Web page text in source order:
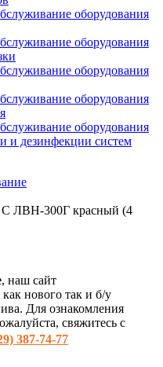
и дезинфекции систем
ЛВН-300Г красный (4
, наш сайт
как нового так и б/у
Для ознакомления
свяжитесь с
387-74-77